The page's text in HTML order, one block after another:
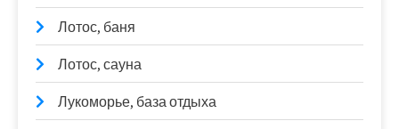
Лотос, баня
Лотос, сауна
Лукоморье, база отдыха